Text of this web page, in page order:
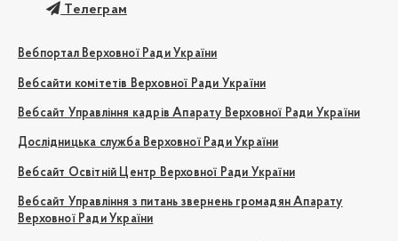
Телеграм
Вебпортал Верховної Ради України
Вебсайти комітетів Верховної Ради України
Вебсайт Управління кадрів Апарату Верховної Ради України
Дослідницька служба Верховної Ради України
Вебсайт Освітній Центр Верховної Ради України
Вебсайт Управління з питань звернень громадян Апарату
Верховної Ради України